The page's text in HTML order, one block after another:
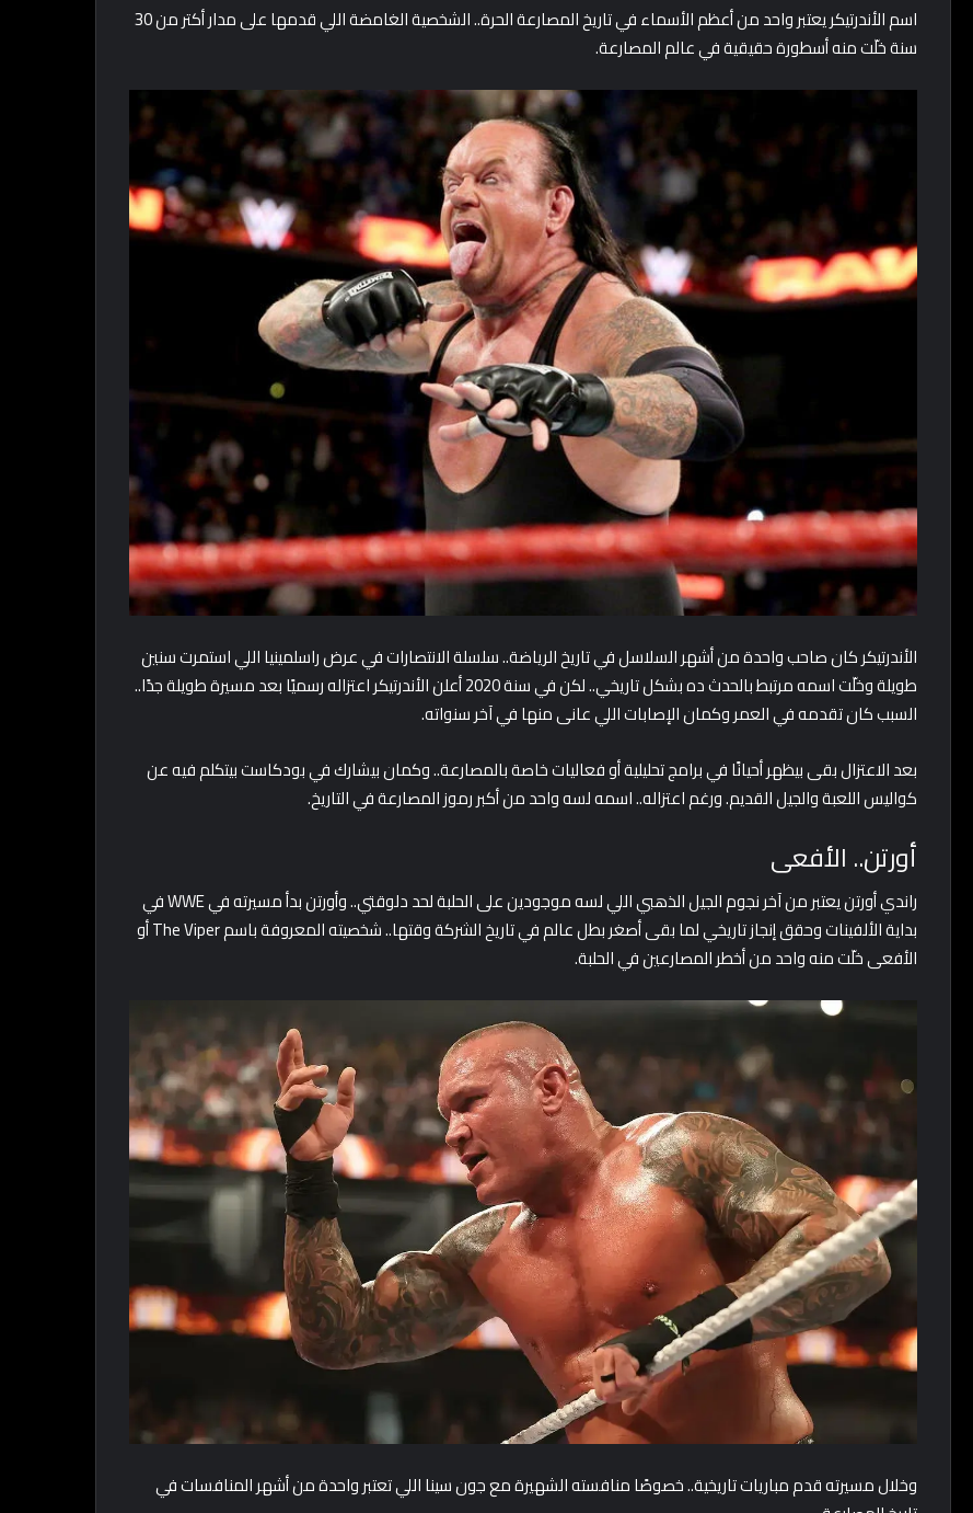
اسم الأندرتيكر يعتبر واحد من أعظم الأسماء في تاريخ المصارعة الحرة.. الشخصية الغامضة اللي قدمها على مدار أكتر من 30
سنة خلّت منه أسطورة حقيقية في عالم المصارعة.
الأندرتيكر كان صاحب واحدة من أشهر السلاسل في تاريخ الرياضة.. سلسلة الانتصارات في عرض راسلمينيا اللي استمرت سنين
طويلة وخلّت اسمه مرتبط بالحدث ده بشكل تاريخي.. لكن في سنة 2020 أعلن الأندرتيكر اعتزاله رسميًا بعد مسيرة طويلة جدًا..
السبب كان تقدمه في العمر وكمان الإصابات اللي عانى منها في آخر سنواته.
بعد الاعتزال بقى بيظهر أحيانًا في برامج تحليلية أو فعاليات خاصة بالمصارعة.. وكمان بيشارك في بودكاست بيتكلم فيه عن
كواليس اللعبة والجيل القديم. ورغم اعتزاله.. اسمه لسه واحد من أكبر رموز المصارعة في التاريخ.
أورتن.. الأفعى
راندي أورتن يعتبر من آخر نجوم الجيل الذهبي اللي لسه موجودين على الحلبة لحد دلوقتي.. وأورتن بدأ مسيرته في WWE في
بداية الألفينات وحقق إنجاز تاريخي لما بقى أصغر بطل عالم في تاريخ الشركة وقتها.. شخصيته المعروفة باسم The Viper أو
الأفعى خلّت منه واحد من أخطر المصارعين في الحلبة.
وخلال مسيرته قدم مباريات تاريخية.. خصوصًا منافسته الشهيرة مع جون سينا اللي تعتبر واحدة من أشهر المنافسات في